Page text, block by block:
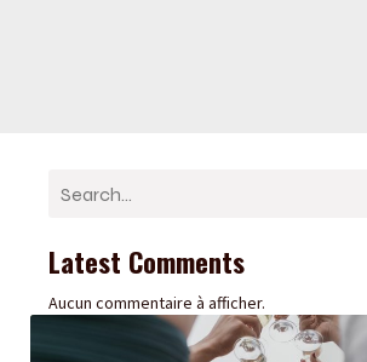
Latest Comments
Aucun commentaire à afficher.